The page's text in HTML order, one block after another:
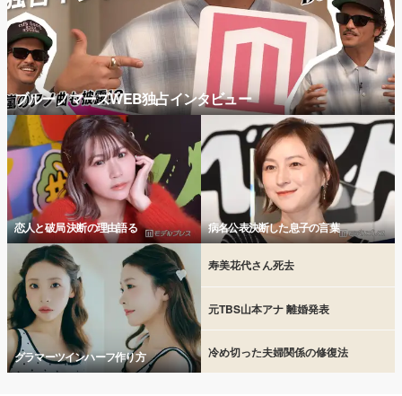
ブルーノマーズWEB独占インタビュー
恋人と破局 決断の理由語る 病名公表決断した息子の言葉
グラマーツインハーフ作り方
寿美花代さん死去
元TBS山本アナ 離婚発表
冷め切った夫婦関係の修復法